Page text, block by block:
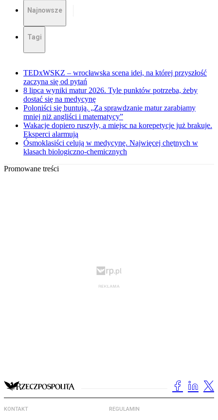
Najnowsze
Tagi
TEDxWSKZ – wrocławska scena idei, na której przyszłość
zaczyna się od pytań
8 lipca wyniki matur 2026. Tyle punktów potrzeba, żeby
dostać się na medycynę
Poloniści się buntują. „Za sprawdzanie matur zarabiamy
mniej niż angliści i matematycy”
Wakacje dopiero ruszyły, a miejsc na korepetycje już brakuje.
Eksperci alarmują
Ósmoklasiści celują w medycynę. Najwięcej chętnych w
klasach biologiczno-chemicznych
Promowane treści
KONTAKT REGULAMIN